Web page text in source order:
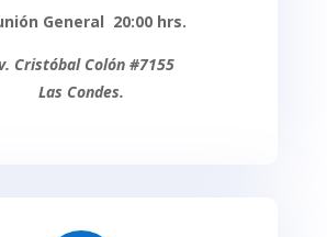
General 20:00 hrs.
Cristóbal Colón #7155
Las Condes.